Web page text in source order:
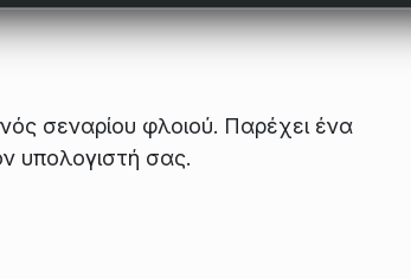
σεναρίου φλοιού. Παρέχει ένα
υπολογιστή σας.